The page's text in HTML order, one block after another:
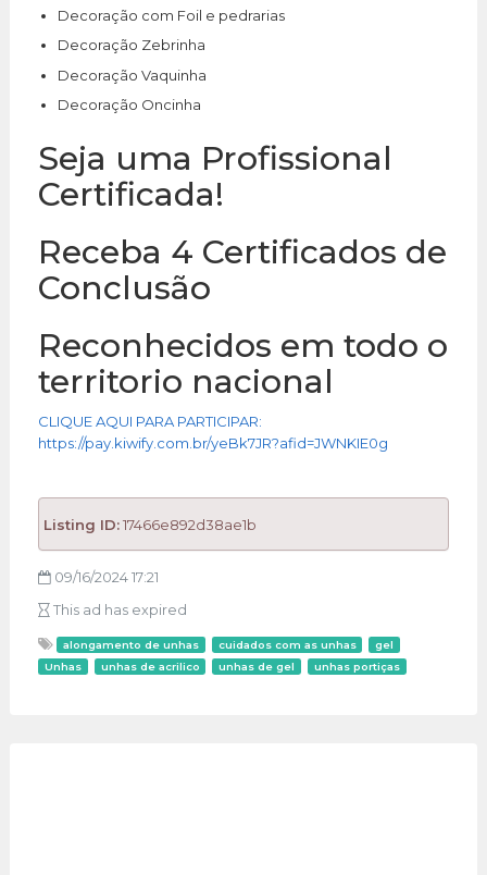
Decoração com Foil e pedrarias​
Decoração Zebrinha​
Decoração Vaquinha​
Decoração Oncinha​
Seja uma Profissional
Certificada!
Receba 4 Certificados de
Conclusão
Reconhecidos em todo o
territorio nacional
CLIQUE AQUI PARA PARTICIPAR:
https://pay.kiwify.com.br/yeBk7JR?afid=JWNKIE0g
Listing ID:17466e892d38ae1b
09/16/2024 17:21
This ad has expired
alongamento de unhas cuidados com as unhas
gel
Unhas
unhas de acrilico unhas de gel unhas portiças